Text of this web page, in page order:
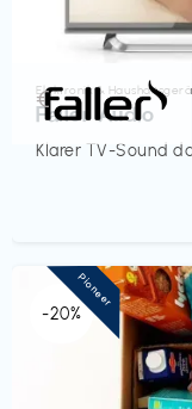
Elektronik &
Faller Audio
Klarer TV-Sound
€‎
-20%
Pioneer